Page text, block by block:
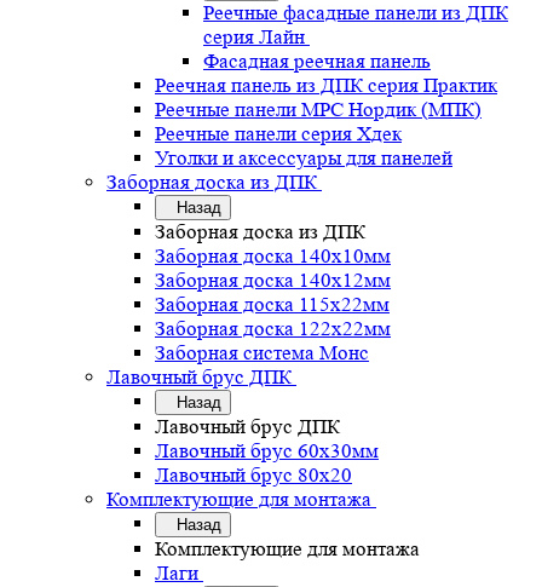
Реечные фасадные панели из ДПК
серия Лайн
Фасадная реечная панель
Реечная панель из ДПК серия Практик
Реечные панели MPC Нордик (МПК)
Реечные панели серия Хдек
Уголки и аксессуары для панелей
Заборная доска из ДПК
Назад
Заборная доска из ДПК
Заборная доска 140х10мм
Заборная доска 140х12мм
Заборная доска 115х22мм
Заборная доска 122х22мм
Заборная система Монс
Лавочный брус ДПК
Назад
Лавочный брус ДПК
Лавочный брус 60х30мм
Лавочный брус 80х20
Комплектующие для монтажа
Назад
Комплектующие для монтажа
Лаги